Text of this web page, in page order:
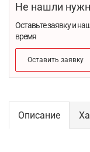
Не нашли
Оставьте заявку и
время
Оставить заявку
Описание